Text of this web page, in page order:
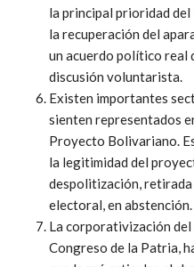
la principal prioridad
la recuperación del
un acuerdo político real
discusión voluntarista.
Existen importantes
sienten representados
Proyecto Bolivariano.
la legitimidad del
despolitización, retirada
electoral, en abstención.
La corporativización
Congreso de la Patria,